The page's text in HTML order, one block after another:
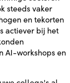
steeds vaker
en tekorten
actiever bij het
AI-workshops en